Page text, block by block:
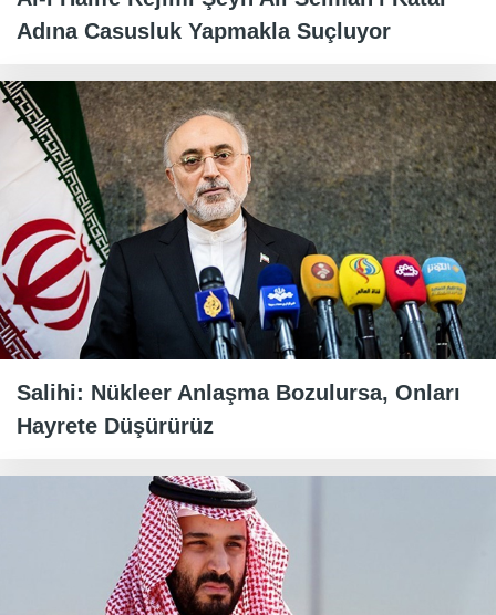
Adına Casusluk Yapmakla Suçluyor
Salihi: Nükleer Anlaşma Bozulursa, Onları
Hayrete Düşürürüz